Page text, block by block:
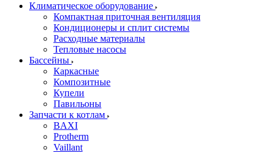
Климатическое оборудование
Компактная приточная вентиляция
Кондиционеры и сплит системы
Расходные материалы
Тепловые насосы
Бассейны
Каркасные
Композитные
Купели
Павильоны
Запчасти к котлам
BAXI
Protherm
Vaillant